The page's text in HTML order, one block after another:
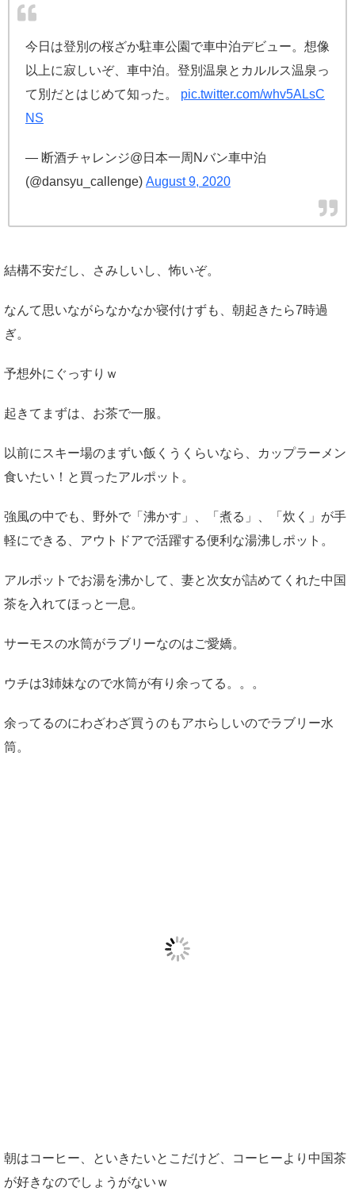
今日は登別の桜ざか駐車公園で車中泊デビュー。想像
以上に寂しいぞ、車中泊。登別温泉とカルルス温泉っ
て別だとはじめて知った。 pic.twitter.com/whv5ALsC
NS
— 断酒チャレンジ@日本一周Nバン車中泊
(@dansyu_callenge) August 9, 2020
結構不安だし、さみしいし、怖いぞ。
なんて思いながらなかなか寝付けずも、朝起きたら7時過
ぎ。
予想外にぐっすりｗ
起きてまずは、お茶で一服。
以前にスキー場のまずい飯くうくらいなら、カップラーメン
食いたい！と買ったアルポット。
強風の中でも、野外で「沸かす」、「煮る」、「炊く」が手
軽にできる、アウトドアで活躍する便利な湯沸しポット。
アルポットでお湯を沸かして、妻と次女が詰めてくれた中国
茶を入れてほっと一息。
サーモスの水筒がラブリーなのはご愛嬌。
ウチは3姉妹なので水筒が有り余ってる。。。
余ってるのにわざわざ買うのもアホらしいのでラブリー水
筒。
朝はコーヒー、といきたいとこだけど、コーヒーより中国茶
が好きなのでしょうがないｗ